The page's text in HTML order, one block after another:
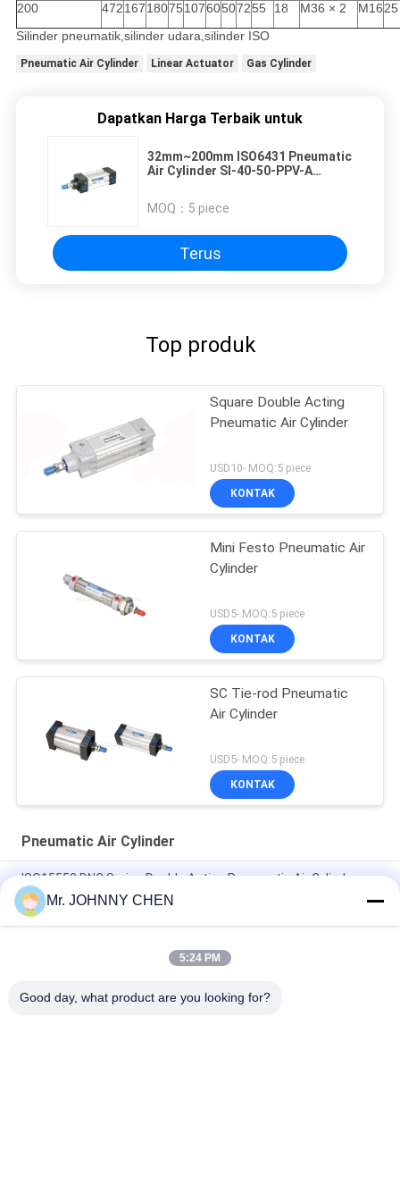
200 4721671807510760507255 18 M36 × 2 M1625
Silinder pneumatik,silinder udara,silinder ISO
Pneumatic Air Cylinder Linear Actuator Gas Cylinder
Dapatkan Harga Terbaik untuk
32mm~200mm ISO6431 Pneumatic
Air Cylinder SI-40-50-PPV-A
MOQ： 5 piece
Terus
Top produk
Square Double Acting
Pneumatic Air Cylinder
USD10- MOQ:5 piece
KONTAK
Mini Festo Pneumatic Air
Cylinder
USD5- MOQ:5 piece
KONTAK
SC Tie-rod Pneumatic
Air Cylinder
USD5- MOQ:5 piece
KONTAK
Pneumatic Air Cylinder
ISO15552 DNC Series Double Acting Pneumatic Air Cylinder
DNC-50-100-PPV-A
ISO6432 DSNU Stainless Steel Mini Pneumatic Air Cylinder
16mm~100mm ADVU Compact Pneumatic Air Cylinder With
Mr. JOHNNY CHEN
5:24 PM
Good day, what product are you looking for?